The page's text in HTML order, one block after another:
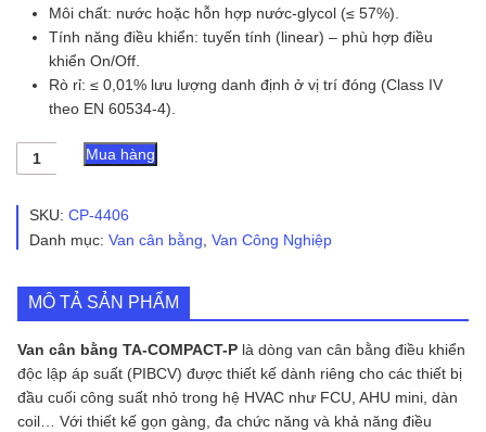
Môi chất: nước hoặc hỗn hợp nước-glycol (≤ 57%).
Tính năng điều khiển: tuyến tính (linear) – phù hợp điều
khiển On/Off.
Rò rỉ: ≤ 0,01% lưu lượng danh định ở vị trí đóng (Class IV
theo EN 60534-4).
Van
cân
TA-
P
lượng
Mua hàng
SKU: CP-4406
Danh mục: Van cân bằng, Van Công Nghiệp
MÔ TẢ SẢN PHẨM
Van cân bằng TA-COMPACT-P là dòng van cân bằng điều khiển
độc lập áp suất (PIBCV) được thiết kế dành riêng cho các thiết bị
đầu cuối công suất nhỏ trong hệ HVAC như FCU, AHU mini, dàn
coil… Với thiết kế gọn gàng, đa chức năng và khả năng điều